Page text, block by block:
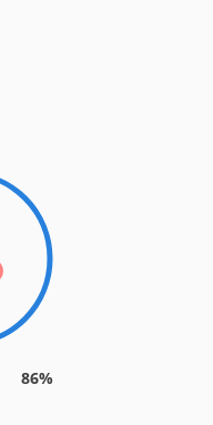
86%